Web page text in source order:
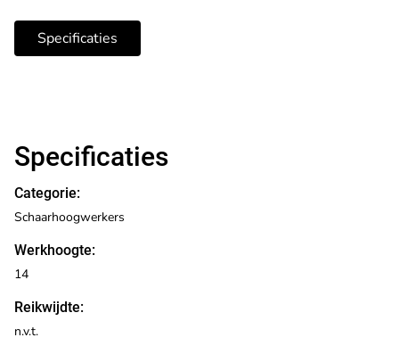
Specificaties
Specificaties
Categorie:
Werkhoogte:
Reikwijdte:
Schaarhoogwerkers
14
n.v.t.